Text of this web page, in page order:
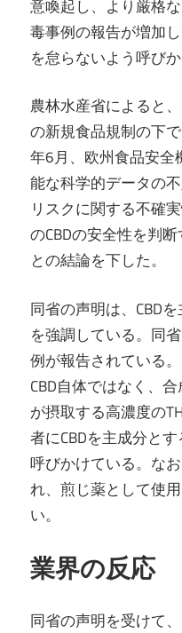
意喚起し、より厳格
毒事例の報告が増加
を怠らないよう呼びか
農林水産省によると
の新規食品規制の下
年6月、欧州食品安全
能な科学的データの
リスクに関する不確
のCBDの安全性を判
との結論を下した。
同省の声明は、CBD
を強調している。同
例が報告されている
CBD自体ではなく、
が摂取する高濃度の
者にCBDを主成分と
呼びかけている。な
れ、煎じ薬として使
い。
業界の反応
同省の声明を受けて